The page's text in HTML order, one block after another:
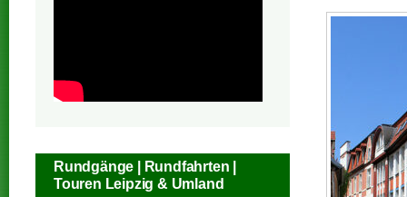
Rundgänge | Rundfahrten |
Touren Leipzig & Umland